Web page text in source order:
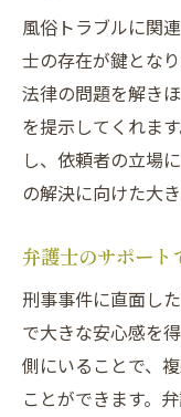
風俗トラブルに関
士の存在が鍵とな
法律の問題を解き
を提示してくれま
し、依頼者の立場
の解決に向けた大
弁護士のサポート
刑事事件に直面し
で大きな安心感を
側にいることで、
ことができます。